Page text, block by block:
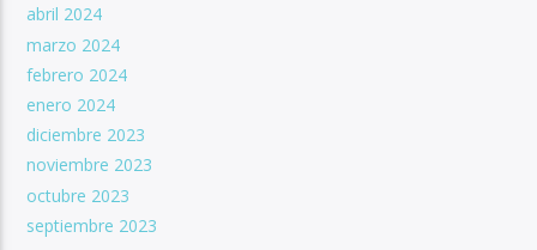
abril 2024
marzo 2024
febrero 2024
enero 2024
diciembre 2023
noviembre 2023
octubre 2023
septiembre 2023